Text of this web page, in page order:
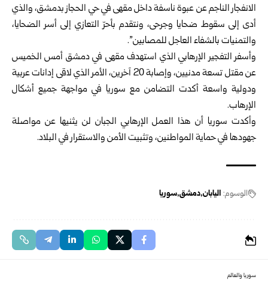
الانفجار الناجم عن عبوة ناسفة داخل مقهى في حي الحجاز بدمشق، والذي
أدى إلى سقوط ضحايا وجرحى، ونتقدم بأحرّ التعازي إلى أسر الضحايا،
والتمنيات بالشفاء العاجل للمصابين”.
وأسفر التفجير الإرهابي الذي استهدف مقهى في دمشق أمس الخميس
عن مقتل تسعة مدنيين، وإصابة 20 آخرين، الأمر الذي لاقى إدانات عربية
ودولية واسعة أكدت التضامن مع سوريا في مواجهة جميع أشكال
الإرهاب.
وأكدت سوريا أن هذا العمل الإرهابي الجبان لن يثنيها عن مواصلة
جهودها في حماية المواطنين، وتثبيت الأمن والاستقرار في البلاد.
الوسوم: اليابان دمشق سوريا
سوريا والعالم